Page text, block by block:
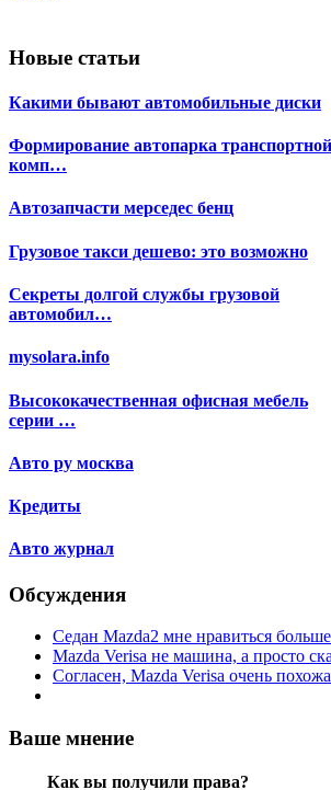
Новые статьи
Какими бывают автомобильные диски
Формирование автопарка транспортной
комп…
Автозапчасти мерседес бенц
Грузовое такси дешево: это возможно
Секреты долгой службы грузовой
автомобил…
mysolara.info
Высококачественная офисная мебель
серии …
Авто ру москва
Кредиты
Авто журнал
Обсуждения
Седан Mazda2 мне нравиться
Mazda Verisa не машина, а просто
Согласен, Mazda Verisa очень
Ваше мнение
Как вы получили права?